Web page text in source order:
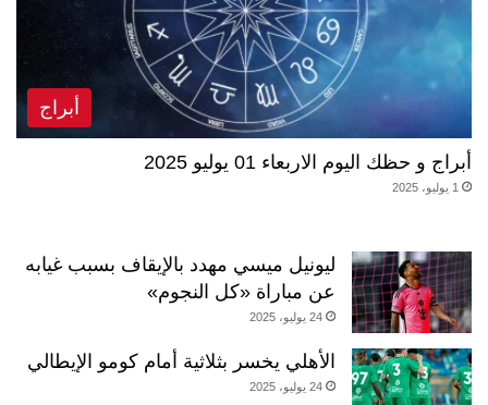
أبراج
أبراج و حظك اليوم الاربعاء 01 يوليو 2025
1 يوليو، 2025
ليونيل ميسي مهدد بالإيقاف بسبب غيابه
عن مباراة «كل النجوم»
24 يوليو، 2025
الأهلي يخسر بثلاثية أمام كومو الإيطالي
24 يوليو، 2025